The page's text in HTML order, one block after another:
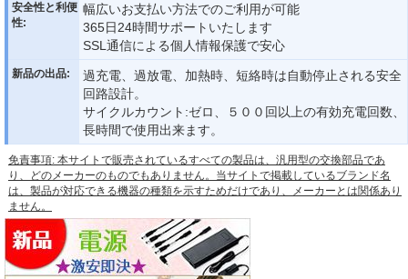
安全性と利便
性:
幅広いお支払い方法でのご利用が可能
365日24時間サポートいたします
SSL通信による個人情報保護で安心
新品の出品:
過充電、過放電、加熱時、短絡時は自動停止される安全
回路設計。
サイクルカウント:ゼロ、５００回以上の有効充電回数、
長時間で使用出来ます。
免責事項: 本サイトで販売されているすべての製品は、汎用型の交換部品であ
り、どのメーカーのものでもありません。当サイトで掲載しているブランド名
は、製品が対応できる機器の種類を示すためだけであり、メーカーとは関係あり
ません。